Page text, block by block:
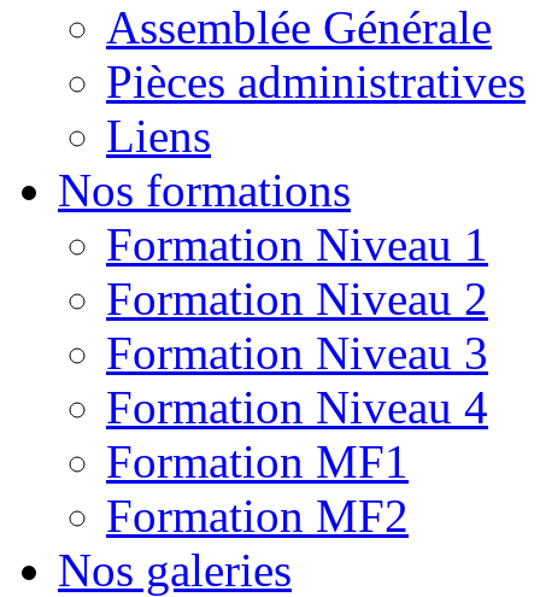
Assemblée Générale
Pièces administratives
Liens
Nos formations
Formation Niveau 1
Formation Niveau 2
Formation Niveau 3
Formation Niveau 4
Formation MF1
Formation MF2
Nos galeries